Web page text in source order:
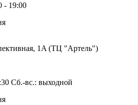
- 19:00
1A (ТЦ "Артель")
Сб.-вс.: выходной